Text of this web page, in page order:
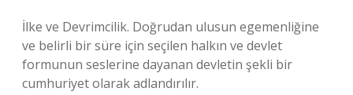
İlke ve Devrimcilik. Doğrudan ulusun egemenliğine
ve belirli bir süre için seçilen halkın ve devlet
formunun seslerine dayanan devletin şekli bir
cumhuriyet olarak adlandırılır.